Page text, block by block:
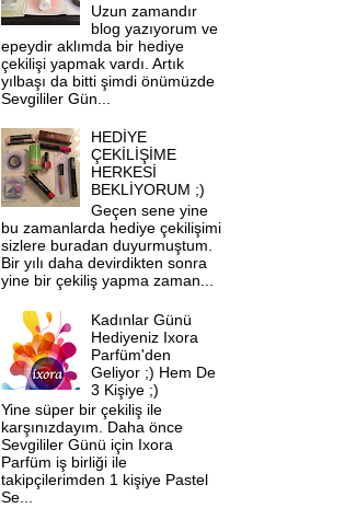
Uzun zamandır
blog yazıyorum ve
epeydir aklımda bir hediye
çekilişi yapmak vardı. Artık
yılbaşı da bitti şimdi önümüzde
Sevgililer Gün...
HEDİYE
ÇEKİLİŞİME
HERKESİ
BEKLİYORUM ;)
Geçen sene yine
bu zamanlarda hediye çekilişimi
sizlere buradan duyurmuştum.
Bir yılı daha devirdikten sonra
yine bir çekiliş yapma zaman...
Kadınlar Günü
Hediyeniz Ixora
Parfüm'den
Geliyor ;) Hem De
3 Kişiye ;)
Yine süper bir çekiliş ile
karşınızdayım. Daha önce
Sevgililer Günü için Ixora
Parfüm iş birliği ile
takipçilerimden 1 kişiye Pastel
Se...